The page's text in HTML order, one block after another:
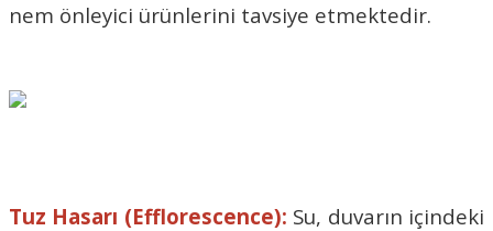
nem önleyici ürünlerini tavsiye etmektedir.
Tuz Hasarı (Efflorescence): Su, duvarın içindeki